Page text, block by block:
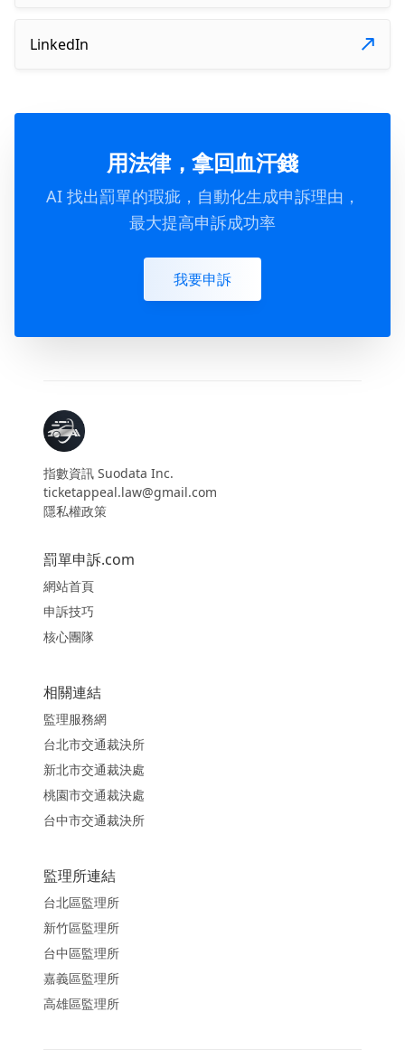
LinkedIn
用法律，拿回血汗錢
AI 找出罰單的瑕疵，自動化生成申訴理由，
最大提高申訴成功率
我要申訴
指數資訊 Suodata Inc.
ticketappeal.law@gmail.com
隱私權政策
罰單申訴.com
網站首頁
申訴技巧
核心團隊
相關連結
監理服務網
台北市交通裁決所
新北市交通裁決處
桃園市交通裁決處
台中市交通裁決所
監理所連結
台北區監理所
新竹區監理所
台中區監理所
嘉義區監理所
高雄區監理所